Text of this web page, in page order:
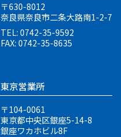
〒630-8012
奈良県奈良市二条大路南1-2-7
TEL: 0742-35-9592
FAX: 0742-35-8635
東京営業所
〒104-0061
東京都中央区銀座5-14-8
銀座ワカホビル8F